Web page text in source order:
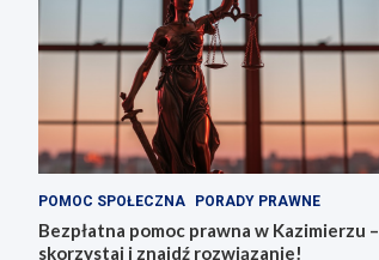
POMOC SPOŁECZNA PORADY PRAWNE
Bezpłatna pomoc prawna w Kazimierzu –
skorzystaj i znajdź rozwiązanie!